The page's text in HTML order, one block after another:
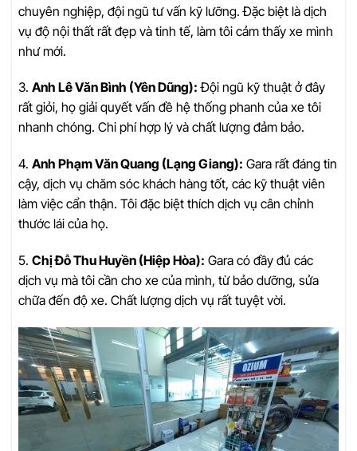
chuyên nghiệp, đội ngũ tư vấn kỹ lưỡng. Đặc biệt là dịch
vụ độ nội thất rất đẹp và tinh tế, làm tôi cảm thấy xe mình
như mới.
3. Anh Lê Văn Bình (Yên Dũng): Đội ngũ kỹ thuật ở đây
rất giỏi, họ giải quyết vấn đề hệ thống phanh của xe tôi
nhanh chóng. Chi phí hợp lý và chất lượng đảm bảo.
4. Anh Phạm Văn Quang (Lạng Giang): Gara rất đáng tin
cậy, dịch vụ chăm sóc khách hàng tốt, các kỹ thuật viên
làm việc cẩn thận. Tôi đặc biệt thích dịch vụ cân chỉnh
thước lái của họ.
5. Chị Đỗ Thu Huyền (Hiệp Hòa): Gara có đầy đủ các
dịch vụ mà tôi cần cho xe của mình, từ bảo dưỡng, sửa
chữa đến độ xe. Chất lượng dịch vụ rất tuyệt vời.